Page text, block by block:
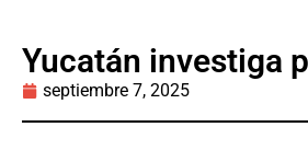
Yucatán investiga
septiembre 7, 2025